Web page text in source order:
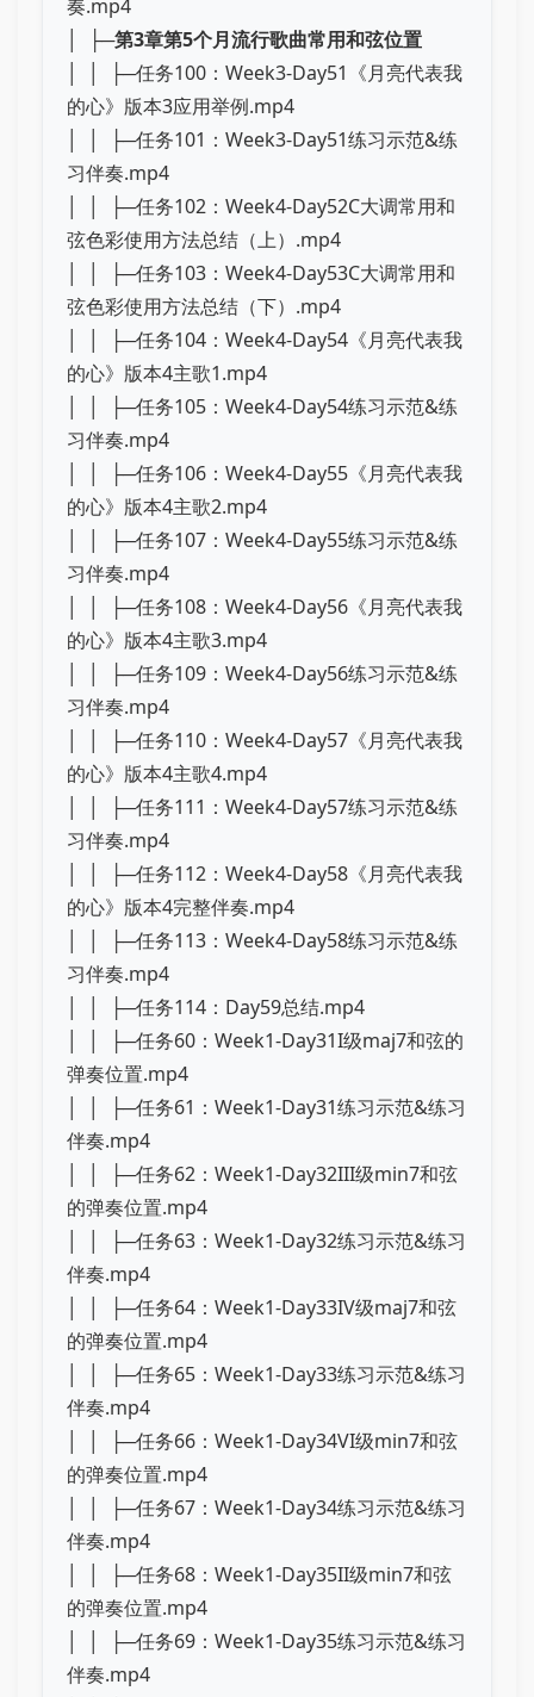
奏.mp4
│ ├─第3章第5个月流行歌曲常用和弦位置
│ │ ├─任务100：Week3-Day51《月亮代表我
的心》版本3应用举例.mp4
│ │ ├─任务101：Week3-Day51练习示范&练
习伴奏.mp4
│ │ ├─任务102：Week4-Day52C大调常用和
弦色彩使用方法总结（上）.mp4
│ │ ├─任务103：Week4-Day53C大调常用和
弦色彩使用方法总结（下）.mp4
│ │ ├─任务104：Week4-Day54《月亮代表我
的心》版本4主歌1.mp4
│ │ ├─任务105：Week4-Day54练习示范&练
习伴奏.mp4
│ │ ├─任务106：Week4-Day55《月亮代表我
的心》版本4主歌2.mp4
│ │ ├─任务107：Week4-Day55练习示范&练
习伴奏.mp4
│ │ ├─任务108：Week4-Day56《月亮代表我
的心》版本4主歌3.mp4
│ │ ├─任务109：Week4-Day56练习示范&练
习伴奏.mp4
│ │ ├─任务110：Week4-Day57《月亮代表我
的心》版本4主歌4.mp4
│ │ ├─任务111：Week4-Day57练习示范&练
习伴奏.mp4
│ │ ├─任务112：Week4-Day58《月亮代表我
的心》版本4完整伴奏.mp4
│ │ ├─任务113：Week4-Day58练习示范&练
习伴奏.mp4
│ │ ├─任务114：Day59总结.mp4
│ │ ├─任务60：Week1-Day31I级maj7和弦的
弹奏位置.mp4
│ │ ├─任务61：Week1-Day31练习示范&练习
伴奏.mp4
│ │ ├─任务62：Week1-Day32III级min7和弦
的弹奏位置.mp4
│ │ ├─任务63：Week1-Day32练习示范&练习
伴奏.mp4
│ │ ├─任务64：Week1-Day33IV级maj7和弦
的弹奏位置.mp4
│ │ ├─任务65：Week1-Day33练习示范&练习
伴奏.mp4
│ │ ├─任务66：Week1-Day34VI级min7和弦
的弹奏位置.mp4
│ │ ├─任务67：Week1-Day34练习示范&练习
伴奏.mp4
│ │ ├─任务68：Week1-Day35II级min7和弦
的弹奏位置.mp4
│ │ ├─任务69：Week1-Day35练习示范&练习
伴奏.mp4